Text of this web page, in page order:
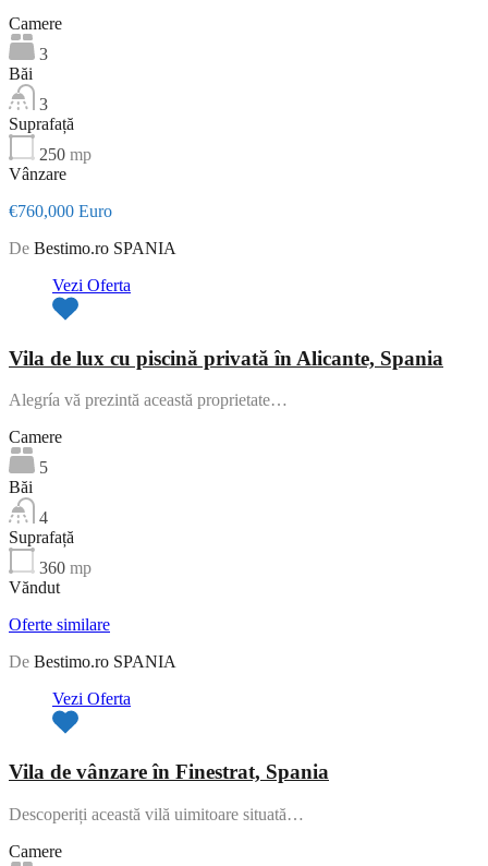
Camere
3
Băi
3
Suprafață
250 mp
Vânzare
€760,000 Euro
De Bestimo.ro SPANIA
Vezi Oferta
Vila de lux cu piscină privată în Alicante, Spania
Alegría vă prezintă această proprietate…
Camere
5
Băi
4
Suprafață
360 mp
Văndut
Oferte similare
De Bestimo.ro SPANIA
Vezi Oferta
Vila de vânzare în Finestrat, Spania
Descoperiți această vilă uimitoare situată…
Camere